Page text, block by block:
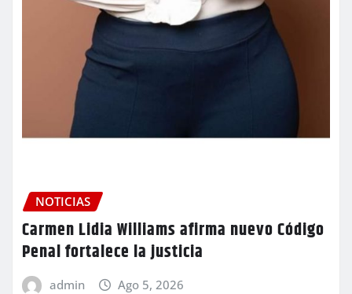
NOTICIAS
Carmen Lidia Williams afirma nuevo Código
Penal fortalece la justicia
admin Ago 5, 2026